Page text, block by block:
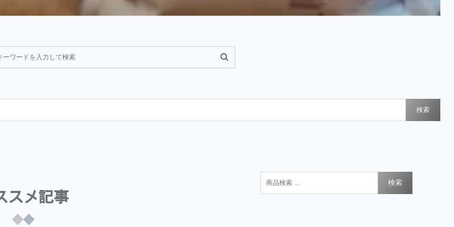
検索
スメ記事
検索